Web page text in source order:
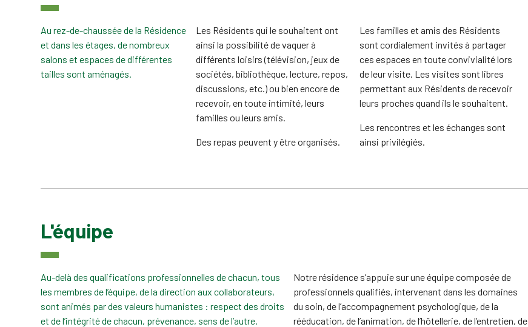
Au rez-de-chaussée de la Résidence
et dans les étages, de nombreux
salons et espaces de différentes
tailles sont aménagés.
Les Résidents qui le souhaitent ont
ainsi la possibilité de vaquer à
différents loisirs (télévision, jeux de
sociétés, bibliothèque, lecture, repos,
discussions, etc.) ou bien encore de
recevoir, en toute intimité, leurs
familles ou leurs amis.
Des repas peuvent y être organisés.
Les familles et amis des Résidents
sont cordialement invités à partager
ces espaces en toute convivialité lors
de leur visite. Les visites sont libres
permettant aux Résidents de recevoir
leurs proches quand ils le souhaitent.
Les rencontres et les échanges sont
ainsi privilégiés.
L'équipe
Au-delà des qualifications professionnelles de chacun, tous
les membres de l’équipe, de la direction aux collaborateurs,
sont animés par des valeurs humanistes : respect des droits
et de l’intégrité de chacun, prévenance, sens de l’autre.
Notre résidence s’appuie sur une équipe composée de
professionnels qualifiés, intervenant dans les domaines
du soin, de l’accompagnement psychologique, de la
rééducation, de l’animation, de l’hôtellerie, de l’entretien, de